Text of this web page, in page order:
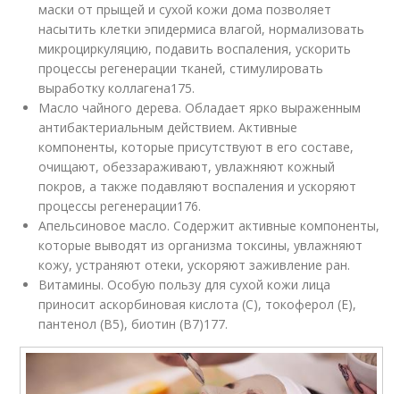
маски от прыщей и сухой кожи дома позволяет
насытить клетки эпидермиса влагой, нормализовать
микроциркуляцию, подавить воспаления, ускорить
процессы регенерации тканей, стимулировать
выработку коллагена175.
Масло чайного дерева. Обладает ярко выраженным
антибактериальным действием. Активные
компоненты, которые присутствуют в его составе,
очищают, обеззараживают, увлажняют кожный
покров, а также подавляют воспаления и ускоряют
процессы регенерации176.
Апельсиновое масло. Содержит активные компоненты,
которые выводят из организма токсины, увлажняют
кожу, устраняют отеки, ускоряют заживление ран.
Витамины. Особую пользу для сухой кожи лица
приносит аскорбиновая кислота (С), токоферол (Е),
пантенол (В5), биотин (В7)177.